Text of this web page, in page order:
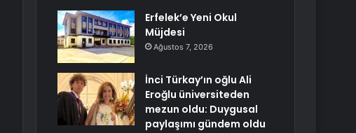
Erfelek’e Yeni Okul
Müjdesi
Ağustos 7, 2026
İnci Türkay’ın oğlu Ali
Eroğlu üniversiteden
mezun oldu: Duygusal
paylaşımı gündem oldu